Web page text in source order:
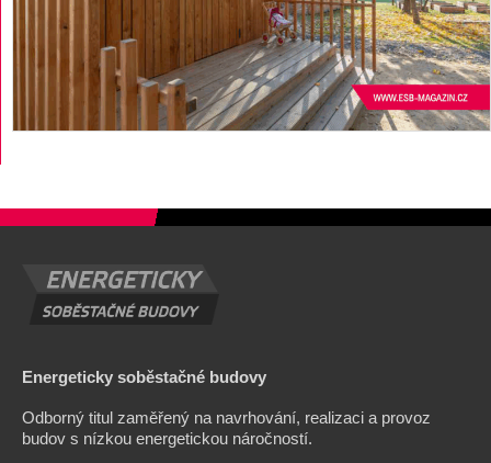
Energeticky soběstačné budovy
Odborný titul zaměřený na navrhování, realizaci a provoz
budov s nízkou energetickou náročností.